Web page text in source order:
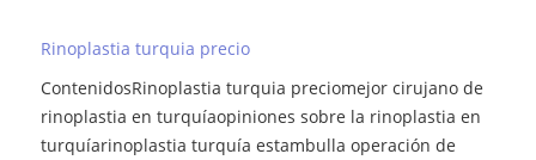
Rinoplastia turquia precio
ContenidosRinoplastia turquia preciomejor cirujano de
rinoplastia en turquíaopiniones sobre la rinoplastia en
turquíarinoplastia turquía estambulla operación de